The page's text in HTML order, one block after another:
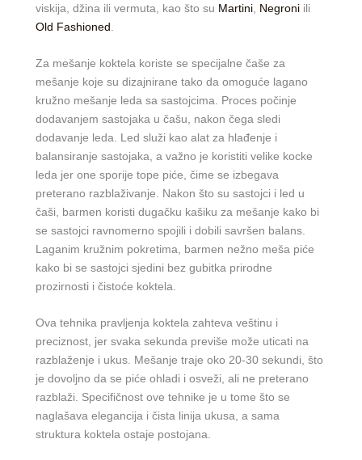
viskija, džina ili vermuta, kao što su Martini Negroni ili
Old Fashioned
Za mešanje koktela koriste se specijalne čaše za
mešanje koje su dizajnirane tako da omoguće lagano
kružno mešanje leda sa sastojcima. Proces počinje
dodavanjem sastojaka u čašu, nakon čega sledi
dodavanje leda. Led služi kao alat za hlađenje i
balansiranje sastojaka, a važno je koristiti velike kocke
leda jer one sporije tope piće, čime se izbegava
preterano razblaživanje. Nakon što su sastojci i led u
čaši, barmen koristi dugačku kašiku za mešanje kako bi
se sastojci ravnomerno spojili i dobili savršen balans.
Laganim kružnim pokretima, barmen nežno meša piće
kako bi se sastojci sjedini bez gubitka prirodne
prozirnosti i čistoće koktela.
Ova tehnika pravljenja koktela zahteva veštinu i
preciznost, jer svaka sekunda previše može uticati na
razblaženje i ukus. Mešanje traje oko 20-30 sekundi, što
je dovoljno da se piće ohladi i osveži, ali ne preterano
razblaži. Specifičnost ove tehnike je u tome što se
naglašava elegancija i čista linija ukusa, a sama
struktura koktela ostaje postojana.